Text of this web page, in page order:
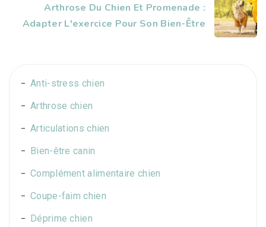
Arthrose Du Chien Et Promenade :
Adapter L'exercice Pour Son Bien-Être
Anti-stress chien
Arthrose chien
Articulations chien
Bien-être canin
Complément alimentaire chien
Coupe-faim chien
Déprime chien